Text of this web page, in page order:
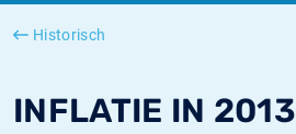
Historisch
INFLATIE IN 2013
SONIA
Amerikaanse inflatie - CPI
TONAR historie